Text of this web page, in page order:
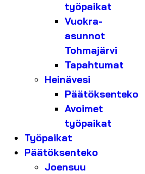
työpaikat
Vuokra-
asunnot
Tohmajärvi
Tapahtumat
Heinävesi
Päätöksenteko
Avoimet
työpaikat
Työpaikat
Päätöksenteko
Joensuu